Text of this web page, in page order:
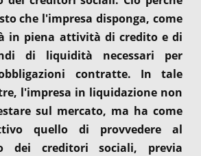
che l'impresa disponga, come
in piena attività di credito e di
di liquidità necessari per
contratte. In tale
l'impresa in liquidazione non
sul mercato, ma ha come
quello di provvedere al
dei creditori sociali, previa